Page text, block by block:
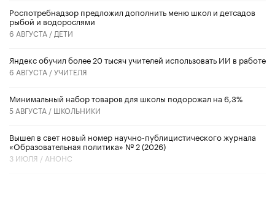
Роспотребнадзор предложил дополнить меню школ и детсадов
рыбой и водорослями
6 АВГУСТА / ДЕТИ
​Яндекс обучил более 20 тысяч учителей использовать ИИ в работе
6 АВГУСТА /УЧИТЕЛЯ
Минимальный набор товаров для школы подорожал на 6,3%
5 АВГУСТА / ШКОЛЬНИКИ
Вышел в свет новый номер научно-публицистического журнала
«Образовательная политика» № 2 (2026)
3 ИЮЛЯ / АНОНС